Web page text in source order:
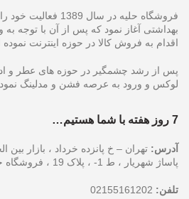
فروشگاه حلیه در سال
بهداشتی آغاز نمود که پس از آن با توجه به
اقدام به فروش کالا در حوزه اینترنت
پس از رشد چشمگیر در حوزه های عطر و
لوکس و ورود به عرصه فشن و مدلینگ
7 روز هفته با شما هستیم…
آدرس: تهران – خ پانزده خرداد ، بازار بین
پاساژ شهریار ، ط 1- ، پلاک 19 ، فروشگاه حلیه
تلفن: 02155161202